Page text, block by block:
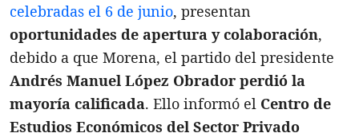
celebradas el 6 de junio, presentan
oportunidades de apertura y colaboración,
debido a que Morena, el partido del presidente
Andrés Manuel López Obrador perdió la
mayoría calificada. Ello informó el Centro de
Estudios Económicos del Sector Privado